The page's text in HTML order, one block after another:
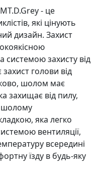
- це
які цінують
дизайн. Захист
захисту від
голови від
шолом має
захищає від пилу,
шолому
яка легко
вентиляції,
всередині
їзду в будь-яку